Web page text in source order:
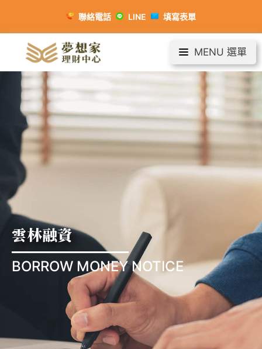
聯絡電話 LINE 填寫表單
MENU 選單
雲林融資
BORROW MONEY NOTICE